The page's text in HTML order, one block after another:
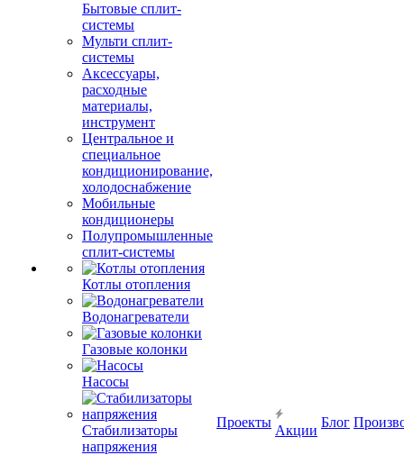
Бытовые сплит-
системы
Мульти сплит-
системы
Аксессуары,
расходные
материалы,
инструмент
Центральное и
специальное
кондиционирование,
холодоснабжение
Мобильные
кондиционеры
Полупромышленные
сплит-системы
Котлы отопления
Водонагреватели
Газовые колонки
Насосы
Стабилизаторы
напряжения
Проекты
Акции
Блог